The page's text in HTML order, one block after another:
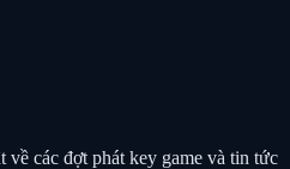
các đợt phát key game và tin tức